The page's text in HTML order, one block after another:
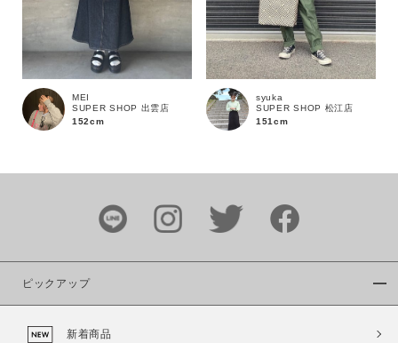
MEI
SUPER SHOP 出雲店
152cm
syuka
SUPER SHOP 松江店
151cm
ピックアップ
新着商品